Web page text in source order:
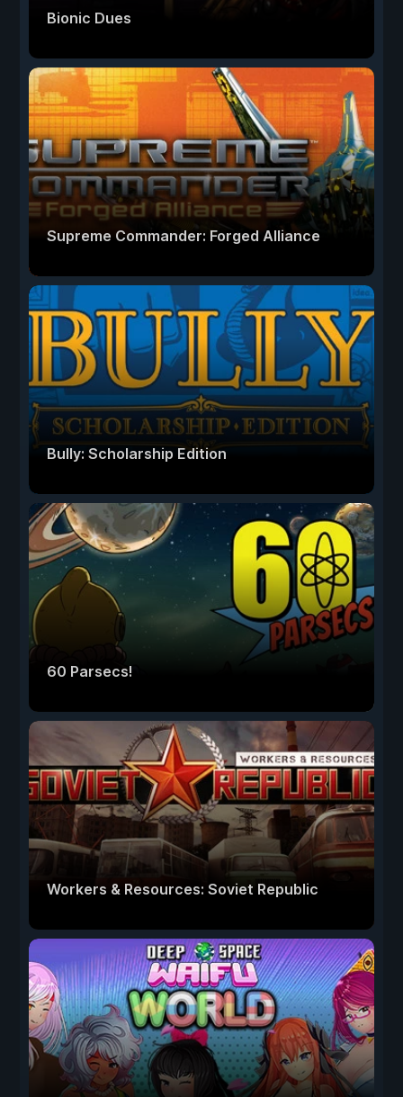
Bionic Dues
Supreme Commander: Forged Alliance
Bully: Scholarship Edition
60 Parsecs!
Workers & Resources: Soviet Republic